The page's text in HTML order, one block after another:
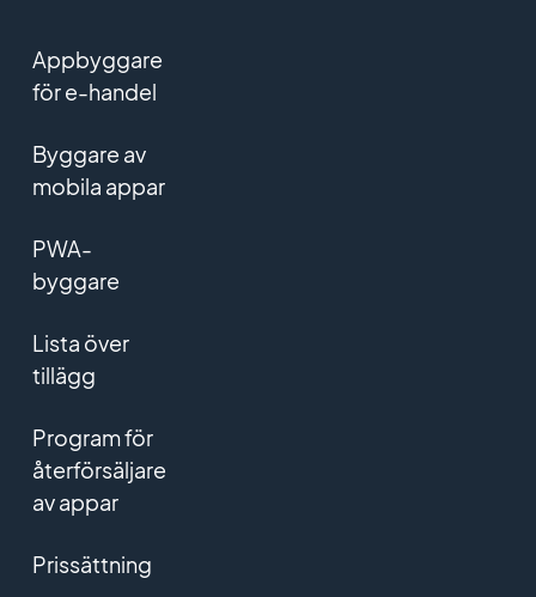
Appbyggare
för e-handel
Byggare av
mobila appar
PWA-
byggare
Lista över
tillägg
Program för
återförsäljare
av appar
Prissättning